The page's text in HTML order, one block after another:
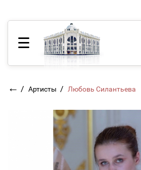
← / Артисты / Любовь Силантьева